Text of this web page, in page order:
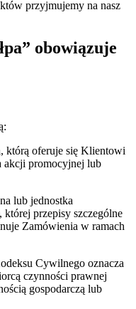
przyjmujemy na nasz
obowiązuje
którą oferuje się Klientowi
akcji promocyjnej lub
lub jednostka
której przepisy szczególne
Zamówienia w ramach
Cywilnego oznacza
czynności prawnej
gospodarczą lub